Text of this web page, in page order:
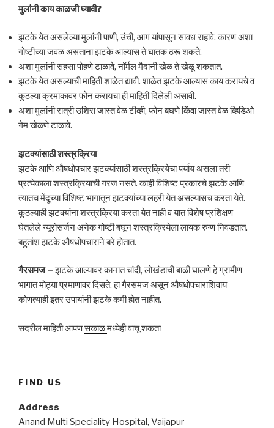
मुलांनी काय काळजी घ्यावी?
झटके येत असलेल्या मुलांनी पाणी, उंची, आग यांपासून सावध राहावे. कारण अशा
गोष्टींच्या जवळ असताना झटके आल्यास ते घातक ठरू शकते.
अशा मुलांनी सहसा पोहणे टाळावे, नॉर्मल मैदानी खेळ ते खेळू शकतात.
झटके येत असल्याची माहिती शाळेत द्यावी. शाळेत झटके आल्यास काय करायचे व
कुठल्या क्रमांकावर फोन करायचा ही माहिती दिलेली असावी.
अशा मुलांनी रात्री उशिरा जास्त वेळ टीव्ही, फोन बघणे किंवा जास्त वेळ व्हिडिओ
गेम खेळणे टाळावे.
झटक्यांसाठी शस्त्रक्रिया
झटके आणि औषधोपचार झटक्यांसाठी शस्त्रक्रियेचा पर्याय असला तरी
प्रत्येकाला शस्त्रक्रियाची गरज नसते. काही विशिष्ट प्रकारचे झटके आणि
त्यातच मेंदूच्या विशिष्ट भागातून झटक्यांच्या लहरी येत असल्यासच करता येते.
कुठल्याही झटक्यांना शस्त्रक्रिया करता येत नाही व यात विशेष प्रशिक्षण
घेतलेले न्यूरोसर्जन अनेक गोष्टी बघून शस्त्रक्रियेला लायक रुग्ण निवडतात.
बहुतांश झटके औषधोपचाराने बरे होतात.
गैरसमज –झटके आल्यावर कानात चांदी, लोखंडाची बाळी घालणे हे ग्रामीण
भागात मोठ्या प्रमाणावर दिसते. हा गैरसमज असून औषधोपचाराशिवाय
कोणत्याही इतर उपायांनी झटके कमी होत नाहीत.
सदरील माहिती आपणसकाळमध्येही वाचू शकता
FIND US
Address
Anand Multi Speciality Hospital, Vaijapur